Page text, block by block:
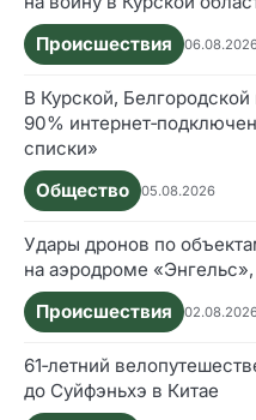
Происшествия
В Курской,
90%
списки»
Общество
05.08.2026
Удары дронов по
на аэродроме
Происшествия
61‑летний
до Суйфэньхэ в Китае